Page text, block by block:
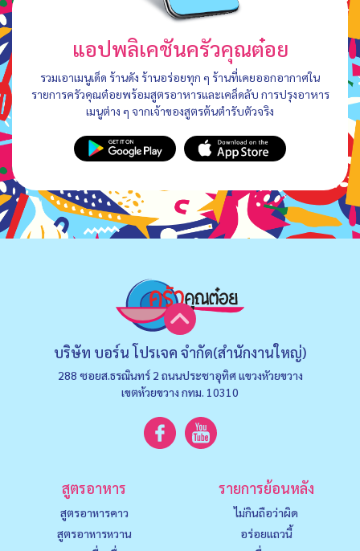
แอปพลิเคชันครัวคุณต๋อย
รวมเอาเมนูเด็ด ร้านดัง ร้านอร่อยทุก ๆ ร้านที่เคยออกอากาศใน
รายการครัวคุณต๋อยพร้อมสูตรอาหารและเคล็ดลับ การปรุงอาหาร
เมนูต่าง ๆ จากเจ้าของสูตรต้นตำรับตัวจริง
บริษัท บอร์น โปรเจค จำกัด(สำนักงานใหญ่)
288 ซอยส.ธรณินทร์ 2 ถนนประชาอุทิศ แขวงหัวยขวาง
เขตห้วยขวาง กทม. 10310
สูตรอาหาร
สูตรอาหารคาว
สูตรอาหารหวาน
รายการย้อนหลัง
ไม่กินถือว่าผิด
อร่อยแถวนี้